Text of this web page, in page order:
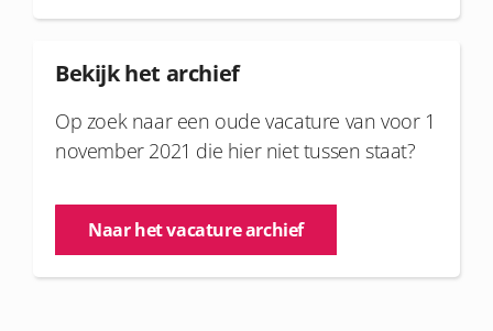
Bekijk het archief
Op zoek naar een oude vacature van voor 1
november 2021 die hier niet tussen staat?
Naar het vacature archief